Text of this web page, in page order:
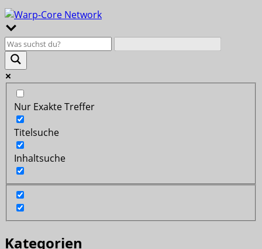
Nur Exakte Treffer
Titelsuche
Inhaltsuche
Kategorien